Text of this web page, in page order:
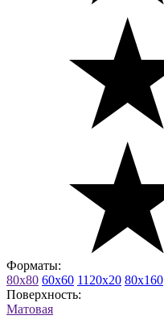
Форматы:
80x80 60x60 1120x20 80x160
Поверхность:
Матовая